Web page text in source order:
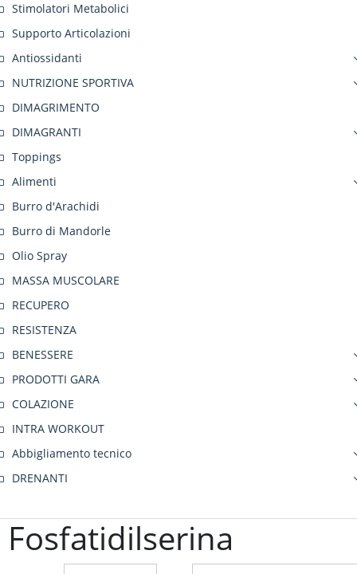
Fosfatidilserina
Stimolatori Metabolici
Supporto Articolazioni
Antiossidanti
NUTRIZIONE SPORTIVA
DIMAGRIMENTO
DIMAGRANTI
Toppings
Alimenti
Burro d'Arachidi
Burro di Mandorle
Olio Spray
MASSA MUSCOLARE
RECUPERO
RESISTENZA
BENESSERE
PRODOTTI GARA
COLAZIONE
INTRA WORKOUT
Abbigliamento tecnico
DRENANTI